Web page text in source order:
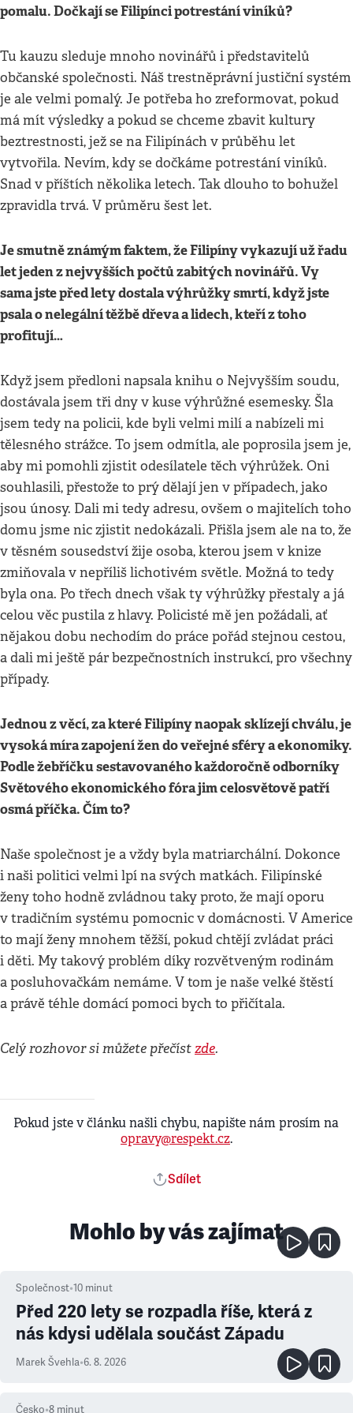
pomalu. Dočkají se Filipínci potrestání viníků?
Tu kauzu sleduje mnoho novinářů i představitelů
občanské společnosti. Náš trestněprávní justiční systém
je ale velmi pomalý. Je potřeba ho zreformovat, pokud
má mít výsledky a pokud se chceme zbavit kultury
beztrestnosti, jež se na Filipínách v průběhu let
vytvořila. Nevím, kdy se dočkáme potrestání viníků.
Snad v příštích několika letech. Tak dlouho to bohužel
zpravidla trvá. V průměru šest let.
Je smutně známým faktem, že Filipíny vykazují už řadu
let jeden z nejvyšších počtů zabitých novinářů. Vy
sama jste před lety dostala výhrůžky smrtí, když jste
psala o nelegální těžbě dřeva a lidech, kteří z toho
profitují…
Když jsem předloni napsala knihu o Nejvyšším soudu,
dostávala jsem tři dny v kuse výhrůžné esemesky. Šla
jsem tedy na policii, kde byli velmi milí a nabízeli mi
tělesného strážce. To jsem odmítla, ale poprosila jsem je,
aby mi pomohli zjistit odesílatele těch výhrůžek. Oni
souhlasili, přestože to prý dělají jen v případech, jako
jsou únosy. Dali mi tedy adresu, ovšem o majitelích toho
domu jsme nic zjistit nedokázali. Přišla jsem ale na to, že
v těsném sousedství žije osoba, kterou jsem v knize
zmiňovala v nepříliš lichotivém světle. Možná to tedy
byla ona. Po třech dnech však ty výhrůžky přestaly a já
celou věc pustila z hlavy. Policisté mě jen požádali, ať
nějakou dobu nechodím do práce pořád stejnou cestou,
a dali mi ještě pár bezpečnostních instrukcí, pro všechny
případy.
Jednou z věcí, za které Filipíny naopak sklízejí chválu, je
vysoká míra zapojení žen do veřejné sféry a ekonomiky.
Podle žebříčku sestavovaného každoročně odborníky
Světového ekonomického fóra jim celosvětově patří
osmá příčka. Čím to?
Naše společnost je a vždy byla matriarchální. Dokonce
i naši politici velmi lpí na svých matkách. Filipínské
ženy toho hodně zvládnou taky proto, že mají oporu
v tradičním systému pomocnic v domácnosti. V Americe
to mají ženy mnohem těžší, pokud chtějí zvládat práci
i děti. My takový problém díky rozvětveným rodinám
a posluhovačkám nemáme. V tom je naše velké štěstí
a právě téhle domácí pomoci bych to přičítala.
Celý rozhovor si můžete přečístzde.
Pokud jste v článku našli chybu, napište nám prosím na
opravy@respekt.cz.
Sdílet
Mohlo by vás zajímat
Společnost•10 minut
Před 220 lety se rozpadla říše, která z
nás kdysi udělala součást Západu
Marek Švehla•6. 8. 2026
Česko•8 minut